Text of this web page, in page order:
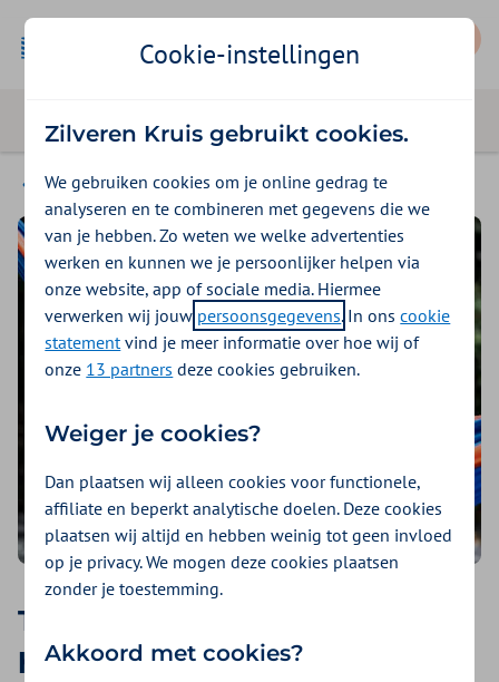
Magazine
Tips voor meer ruimte in je
hoofd
Cookie-instellingen
Zilveren Kruis gebruikt cookies.
We gebruiken cookies om je online gedrag te
analyseren en te combineren met gegevens die we
van je hebben. Zo weten we welke advertenties
werken en kunnen we je persoonlijker helpen via
onze website, app of sociale media. Hiermee
verwerken wij jouw persoonsgegevens. In onscookie
statementvind je meer informatie over hoe wij of
onze 13 partners deze cookies gebruiken.
Weiger je cookies?
Dan plaatsen wij alleen cookies voor functionele,
affiliate en beperkt analytische doelen. Deze cookies
plaatsen wij altijd en hebben weinig tot geen invloed
op je privacy. We mogen deze cookies plaatsen
zonder je toestemming.
Akkoord met cookies?